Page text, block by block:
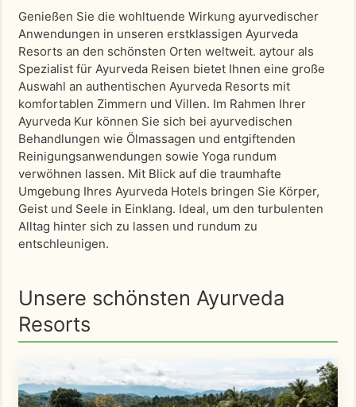
Genießen Sie die wohltuende Wirkung ayurvedischer
Anwendungen in unseren erstklassigen Ayurveda
Resorts an den schönsten Orten weltweit. aytour als
Spezialist für Ayurveda Reisen bietet Ihnen eine große
Auswahl an authentischen Ayurveda Resorts mit
komfortablen Zimmern und Villen. Im Rahmen Ihrer
Ayurveda Kur können Sie sich bei ayurvedischen
Behandlungen wie Ölmassagen und entgiftenden
Reinigungsanwendungen sowie Yoga rundum
verwöhnen lassen. Mit Blick auf die traumhafte
Umgebung Ihres Ayurveda Hotels bringen Sie Körper,
Geist und Seele in Einklang. Ideal, um den turbulenten
Alltag hinter sich zu lassen und rundum zu
entschleunigen.
Unsere schönsten Ayurveda
Resorts